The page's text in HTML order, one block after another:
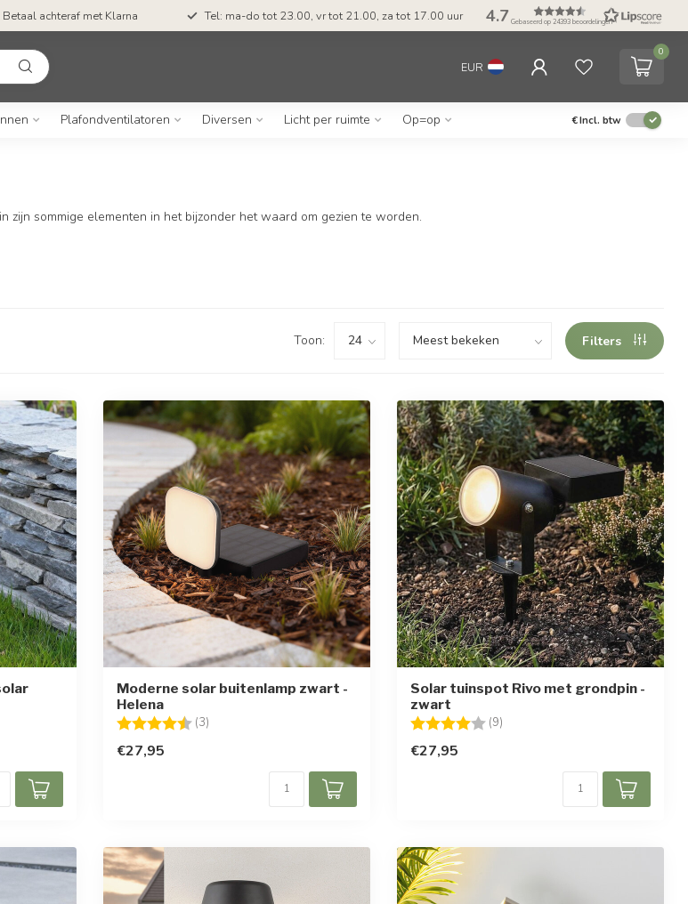
achteraf met Klarna Tel: ma-do tot 23.00, vr tot 21.00, za tot 17.00 uur 4.7 Gebaseerd op 24393 beoordelingen
EUR
0
Plafondventilatoren Diversen Licht per ruimte Op=op €Incl. btw
sommige elementen in het bijzonder het waard om gezien te worden.
Toon: Filters
Moderne solar buitenlamp zwart -
Helena
Beoordeling: (3)
€27,95
Solar tuinspot Rivo met grondpin -
zwart
Beoordeling: (9)
€27,95